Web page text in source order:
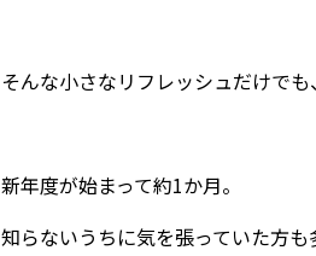
そんな小さなリフレッシュだけで
新年度が始まって約1か月。
知らないうちに気を張っていた方も